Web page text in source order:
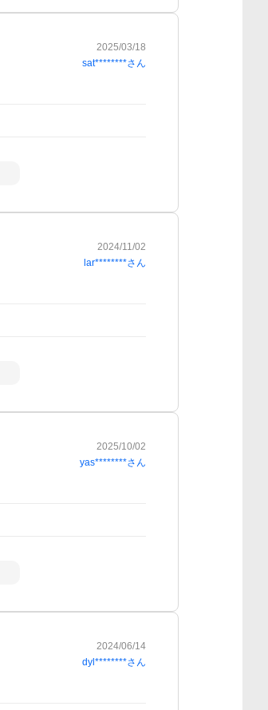
2025/03/18
sat********さん
2024/11/02
lar********さん
2025/10/02
yas********さん
2024/06/14
dyl********さん